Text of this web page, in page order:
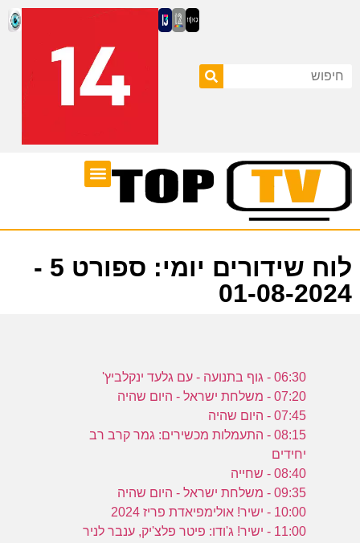
לוח שידורים יומי: ספורט 5 -
01-08-2024
06:30 - גוף בתנועה - עם גלעד ינקלביץ'
07:20 - משלחת ישראל - היום שהיה
07:45 - היום שהיה
08:15 - התעמלות מכשירים: גמר קרב רב
יחידים
08:40 - שחייה
09:35 - משלחת ישראל - היום שהיה
10:00 - ישיר! אולימפיאדת פריז 2024
11:00 - ישיר! ג'ודו: פיטר פלצ'יק, ענבר לניר